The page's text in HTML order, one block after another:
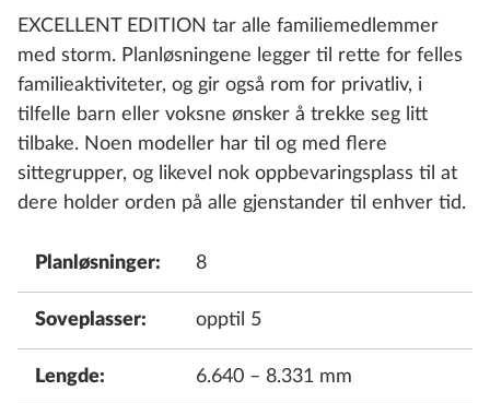
EXCELLENT EDITION tar alle familiemedlemmer
med storm. Planløsningene legger til rette for felles
familieaktiviteter, og gir også rom for privatliv, i
tilfelle barn eller voksne ønsker å trekke seg litt
tilbake. Noen modeller har til og med flere
sittegrupper, og likevel nok oppbevaringsplass til at
dere holder orden på alle gjenstander til enhver tid.
Planløsninger: 8
Soveplasser: opptil 5
Lengde: 6.640 – 8.331 mm